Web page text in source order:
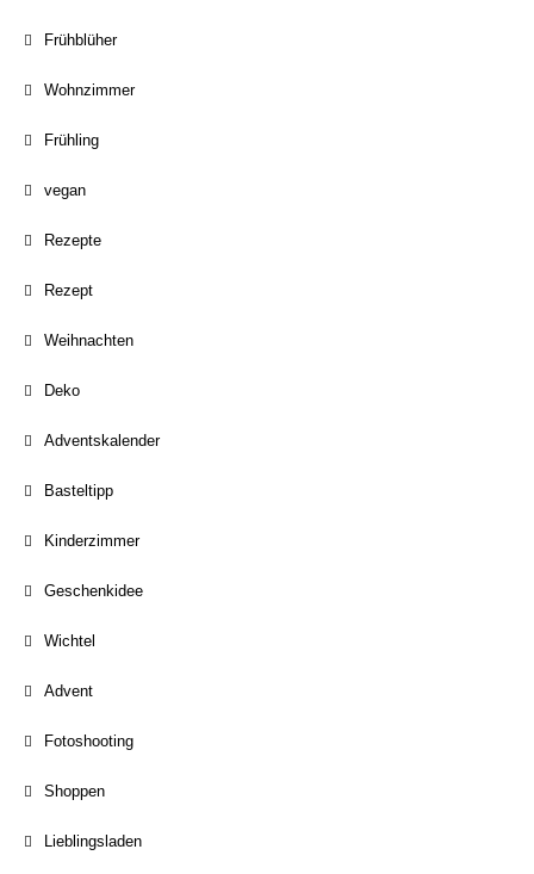
Frühblüher
Wohnzimmer
Frühling
vegan
Rezepte
Rezept
Weihnachten
Deko
Adventskalender
Basteltipp
Kinderzimmer
Geschenkidee
Wichtel
Advent
Fotoshooting
Shoppen
Lieblingsladen